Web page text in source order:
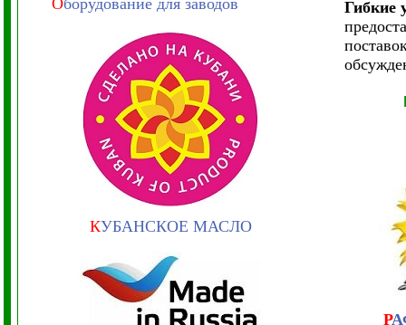
Оборудование для заводов
КУБАНСКОЕ МАСЛО
Гибкие
Р